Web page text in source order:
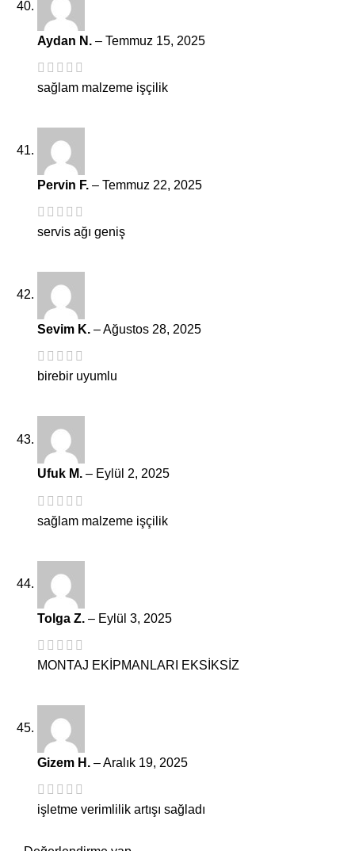
Aydan N. – Temmuz 15, 2025
sağlam malzeme işçilik
Pervin F. – Temmuz 22, 2025
servis ağı geniş
Sevim K. –Ağustos 28, 2025
birebir uyumlu
Ufuk M. – Eylül 2, 2025
sağlam malzeme işçilik
Tolga Z. – Eylül 3, 2025
MONTAJ EKİPMANLARI EKSİKSİZ
Gizem H. –Aralık 19, 2025
işletme verimlilik artışı sağladı